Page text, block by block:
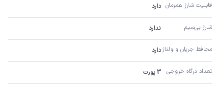
قابلیت شارژ همزمان دارد
شارژ بی‌سیم ندارد
محافظ جریان و ولتاژدارد
تعداد درگاه خروجی 3 پورت